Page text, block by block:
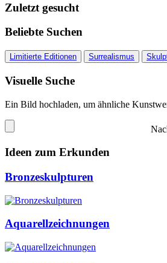
Zuletzt gesucht
Beliebte Suchen
Limitierte Editionen Surrealismus
Visuelle Suche
Ein Bild hochladen, um ähnliche
Ideen zum Erkunden
Bronzeskulpturen
Aquarellzeichnungen